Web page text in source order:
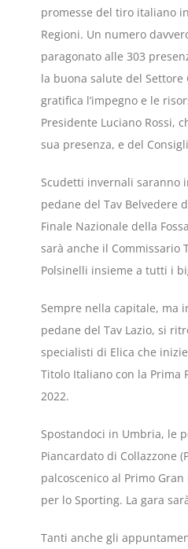
promesse del tiro italiano
Regioni. Un numero
paragonato alle 303
la buona salute del Settore
gratifica l’impegno e le
Presidente Luciano Rossi,
sua presenza, e del
Scudetti invernali saranno
pedane del Tav Belvedere
Finale Nazionale della
sarà anche il Commissario
Polsinelli insieme a tutti i
Sempre nella capitale, ma
pedane del Tav Lazio, si
specialisti di Elica che
Titolo Italiano con la Prima
2022.
Spostandoci in Umbria, le
Piancardato di Collazzone
palcoscenico al Primo
per lo Sporting. La gara
Tanti anche gli